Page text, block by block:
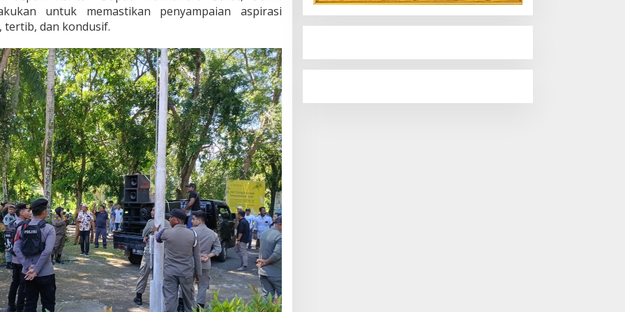
untuk memastikan penyampaian aspirasi
tertib, dan kondusif.